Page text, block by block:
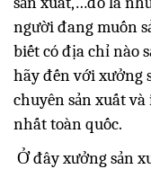
người đang muốn
biết có địa chỉ nào
hãy đến với xưởng
chuyên sản xuất
nhất toàn quốc.
Ở đây xưởng sản